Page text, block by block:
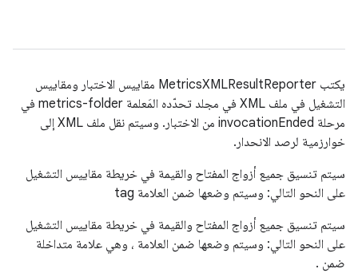
يكتب MetricsXMLResultReporter مقاييس الاختبار ومقاييس
التشغيل في ملف XML في مجلد تحدّده المَعلمة metrics-folder في
مرحلة invocationEnded من الاختبار. وسيتم نقل ملف XML إلى
خوارزمية لرصد الانحدار.
سيتم تنسيق جميع أزواج المفتاح والقيمة في خريطة مقاييس التشغيل
على النحو التالي: وسيتم وضعها ضمن العلامة tag
سيتم تنسيق جميع أزواج المفتاح والقيمة في خريطة مقاييس التشغيل
على النحو التالي: وسيتم وضعها ضمن العلامة ، وهي علامة متداخلة
ضمن .